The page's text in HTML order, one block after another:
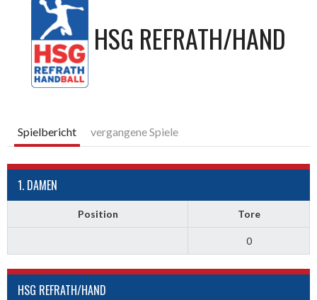
HSG REFRATH/HAND
Spielbericht vergangene Spiele
1. DAMEN
Position Tore
0
HSG REFRATH/HAND